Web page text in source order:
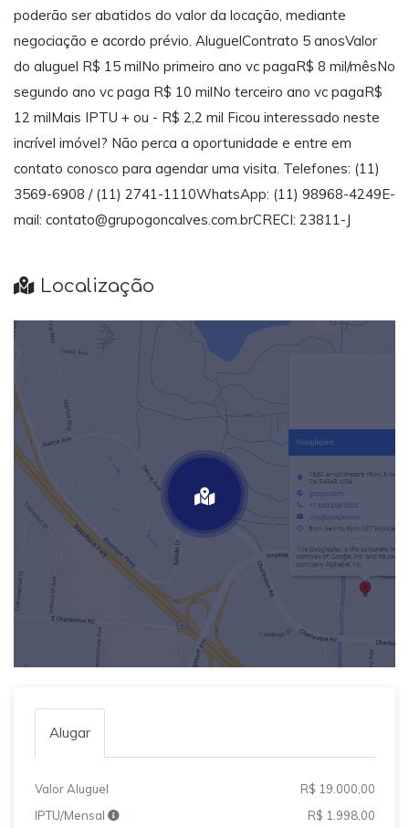
poderão ser abatidos do valor da locação, mediante
negociação e acordo prévio. AluguelContrato 5 anosValor
do aluguel R$ 15 milNo primeiro ano vc pagaR$ 8 mil/mêsNo
segundo ano vc paga R$ 10 milNo terceiro ano vc pagaR$
12 milMais IPTU + ou - R$ 2,2 mil Ficou interessado neste
incrível imóvel? Não perca a oportunidade e entre em
contato conosco para agendar uma visita. Telefones: (11)
3569-6908 / (11) 2741-1110WhatsApp: (11) 98968-4249E-
mail: contato@grupogoncalves.com.brCRECI: 23811-J
Localização
Alugar
Valor Aluguel
R$ 19.000,00
IPTU/Mensal
R$ 1.998,00